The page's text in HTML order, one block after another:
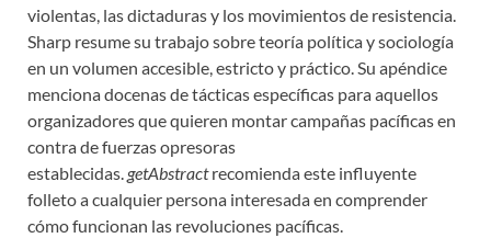
violentas, las dictaduras y los movimientos de resistencia.
Sharp resume su trabajo sobre teoría política y sociología
en un volumen accesible, estricto y práctico. Su apéndice
menciona docenas de tácticas específicas para aquellos
organizadores que quieren montar campañas pacíficas en
contra de fuerzas opresoras
establecidas. getAbstractrecomienda este influyente
folleto a cualquier persona interesada en comprender
cómo funcionan las revoluciones pacíficas.